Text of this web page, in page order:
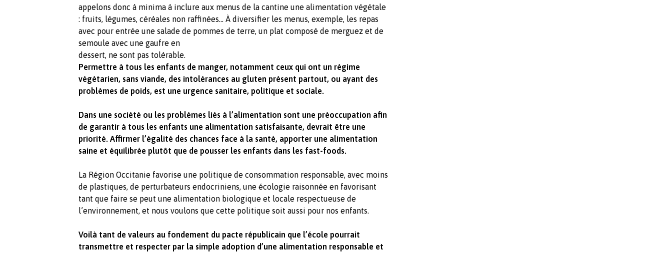
appelons donc à minima à inclure aux menus de la cantine une alimentation végétale
: fruits, légumes, céréales non raffinées… À diversifier les menus, exemple, les repas
avec pour entrée une salade de pommes de terre, un plat composé de merguez et de
semoule avec une gaufre en
dessert, ne sont pas tolérable.
Permettre à tous les enfants de manger, notamment ceux qui ont un régime
végétarien, sans viande, des intolérances au gluten présent partout, ou ayant des
problèmes de poids, est une urgence sanitaire, politique et sociale.
Dans une société ou les problèmes liés à l’alimentation sont une préoccupation afin
de garantir à tous les enfants une alimentation satisfaisante, devrait être une
priorité. Affirmer l’égalité des chances face à la santé, apporter une alimentation
saine et équilibrée plutôt que de pousser les enfants dans les fast-foods.
La Région Occitanie favorise une politique de consommation responsable, avec moins
de plastiques, de perturbateurs endocriniens, une écologie raisonnée en favorisant
tant que faire se peut une alimentation biologique et locale respectueuse de
l’environnement, et nous voulons que cette politique soit aussi pour nos enfants.
Voilà tant de valeurs au fondement du pacte républicain que l’école pourrait
transmettre et respecter par la simple adoption d’une alimentation responsable et